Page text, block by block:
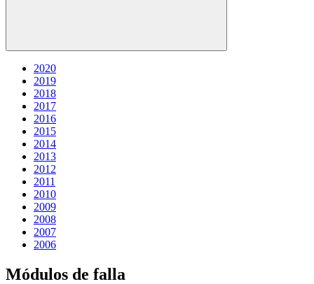
2020
2019
2018
2017
2016
2015
2014
2013
2012
2011
2010
2009
2008
2007
2006
Módulos de falla